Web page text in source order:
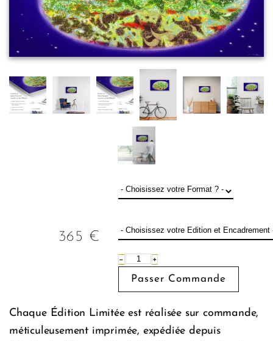
365 €
− +
Chaque Édition Limitée est réalisée sur commande,
méticuleusement imprimée, expédiée depuis